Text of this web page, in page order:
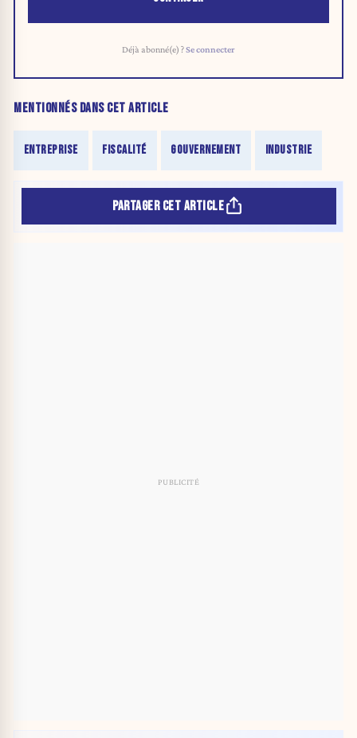
Déjà abonné(e) ?Se connecter
MENTIONNÉS DANS CET ARTICLE
ENTREPRISE FISCALITÉ GOUVERNEMENT INDUSTRIE
PARTAGER CET ARTICLE